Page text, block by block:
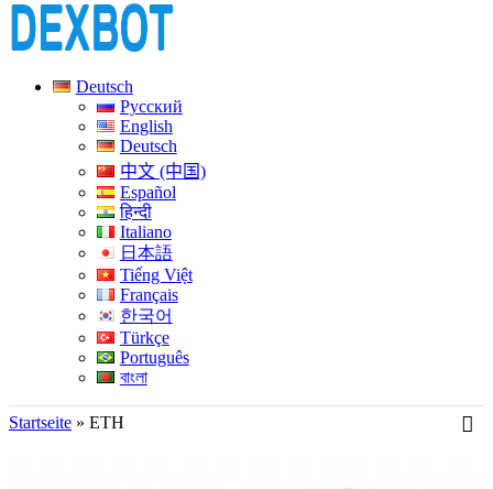
Deutsch
Русский
English
Deutsch
中文 (中国)
Español
हिन्दी
Italiano
日本語
Tiếng Việt
Français
한국어
Türkçe
Português
বাংলা
Startseite » ETH